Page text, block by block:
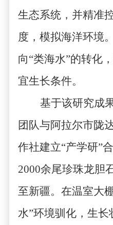
生态系统，并精准
度，模拟海洋环境
向“类海水”的转化
宜生长条件。
基于该研究成
团队与阿拉尔市陇
作社建立“产学研”
2000余尾珍珠龙胆
至新疆。在温室大
水”环境驯化，生长